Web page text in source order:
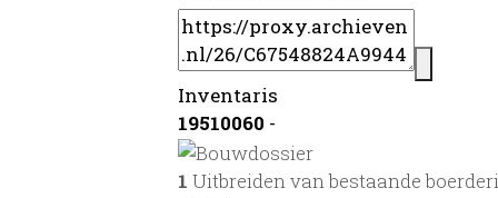
Inventaris
19510060 -
1 Uitbreiden van bestaande